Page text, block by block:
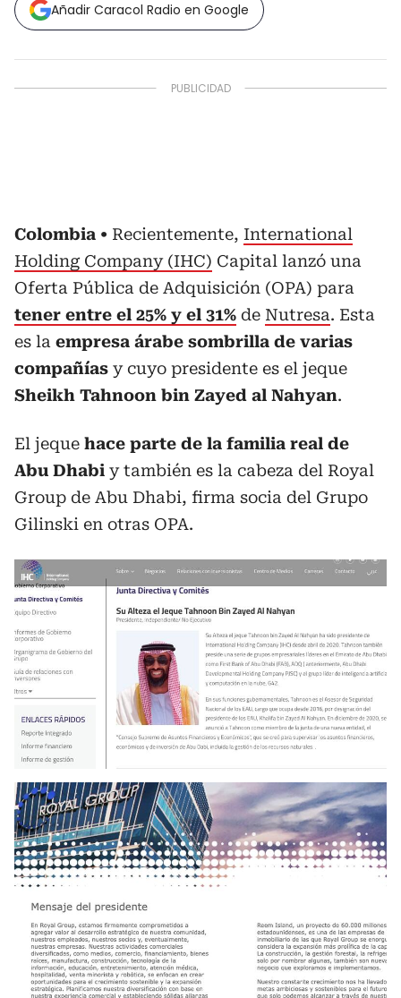
Añadir Caracol Radio en Google
Colombia Recientemente, International
Holding Company (IHC) Capital lanzó una
Oferta Pública de Adquisición (OPA) para
tener entre el 25% y el 31% de Nutresa. Esta
es la empresa árabe sombrilla de varias
compañías y cuyo presidente es el jeque
Sheikh Tahnoon bin Zayed al Nahyan.
El jeque hace parte de la familia real de
Abu Dhabi y también es la cabeza del Royal
Group de Abu Dhabi, firma socia del Grupo
Gilinski en otras OPA.